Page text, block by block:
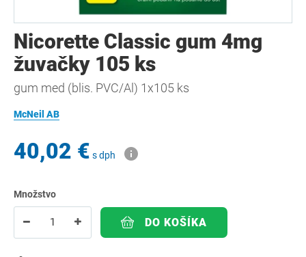
Nicorette Classic gum 4mg
žuvačky 105 ks
gum med (blis. PVC/Al) 1x105 ks
McNeil AB
40,02 € s dph
Množstvo
DO KOŠÍKA